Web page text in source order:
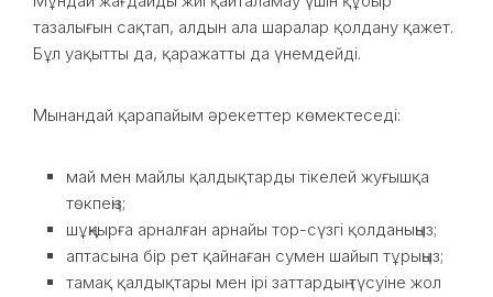
тазалығын сақтап, алдын ала шаралар қолдану қажет.
Бұл уақытты да, қаражатты да үнемдейді.
Мынандай қарапайым әрекеттер көмектеседі:
май мен майлы қалдықтарды тікелей жуғышқа
төкпеңіз;
шұңқырға арналған арнайы тор-сүзгі қолданыңыз;
аптасына бір рет қайнаған сумен шайып тұрыңыз;
тамақ қалдықтары мен ірі заттардың түсуіне жол